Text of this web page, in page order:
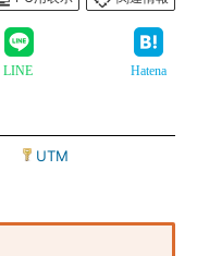
LINE Hatena
UTM